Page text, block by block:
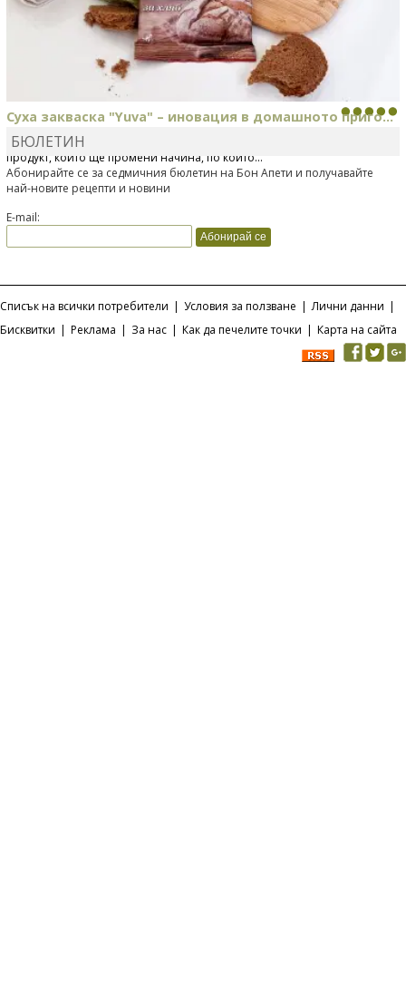
Суха закваска "Yuva" – иновация в домашното приго...
Отскоро Лесафр България стартира предлагането на изцяло нов
продукт, който ще промени начина, по който...
БЮЛЕТИН
Абонирайте се за седмичния бюлетин на Бон Апети и получавайте
най-новите рецепти и новини
E-mail:
Списък на всички потребители | Условия за ползване | Лични данни |
Бисквитки | Реклама | За нас | Как да печелите точки | Карта на сайта